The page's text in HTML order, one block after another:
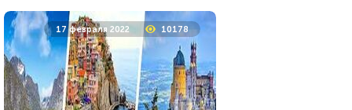
17 февраля 2022 10178